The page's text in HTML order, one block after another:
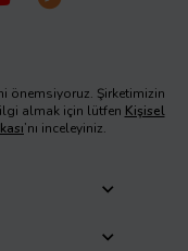
önemsiyoruz. Şirketimizin
almak için lütfen Kişisel
’nı inceleyiniz.